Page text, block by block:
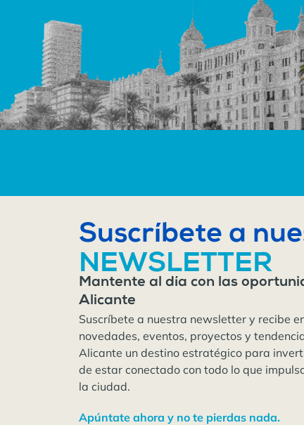
Suscríbete a
NEWSLETTER
Mantente al día con las
Alicante
Suscríbete a nuestra newsletter y recibe
novedades, eventos, proyectos y
Alicante un destino estratégico para
de estar conectado con todo lo que
la ciudad.
Apúntate ahora y no te pierdas nada.